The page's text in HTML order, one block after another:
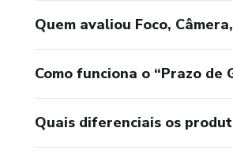
Quem avaliou Foco,
Como funciona o “Prazo de
Quais diferenciais os